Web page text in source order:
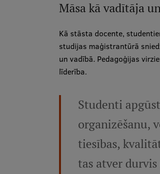
Māsa kā vadītāja
Kā stāsta docente,
studijas maģistrantūrā
un vadībā. Pedagoģijas
līderība.
Studenti
organizēšanu,
tiesības,
tas atver